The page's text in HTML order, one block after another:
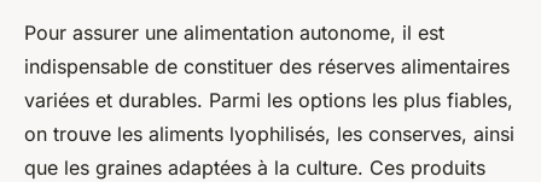
Pour assurer une alimentation autonome, il est
indispensable de constituer des réserves alimentaires
variées et durables. Parmi les options les plus fiables,
on trouve les aliments lyophilisés, les conserves, ainsi
que les graines adaptées à la culture. Ces produits